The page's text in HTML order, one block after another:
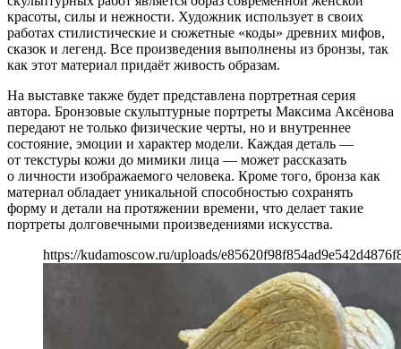
красоты, силы и нежности. Художник использует в своих
работах стилистические и сюжетные «коды» древних мифов,
сказок и легенд. Все произведения выполнены из бронзы, так
как этот материал придаёт живость образам.
На выставке также будет представлена портретная серия
автора. Бронзовые скульптурные портреты Максима Аксёнова
передают не только физические черты, но и внутреннее
состояние, эмоции и характер модели. Каждая деталь —
от текстуры кожи до мимики лица — может рассказать
о личности изображаемого человека. Кроме того, бронза как
материал обладает уникальной способностью сохранять
форму и детали на протяжении времени, что делает такие
портреты долговечными произведениями искусства.
https://kudamoscow.ru/uploads/